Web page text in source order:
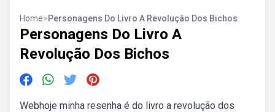
Home>Personagens Do Livro A Revolução Dos Bichos
Personagens Do Livro A
Revolução Dos Bichos
Webhoje minha resenha é do livro a revolução dos